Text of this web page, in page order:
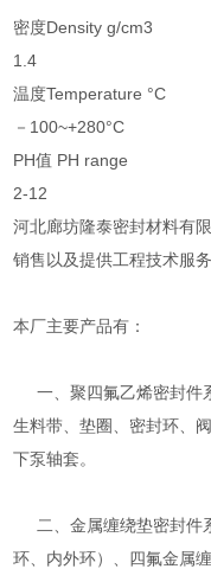
密度Density g/cm3
1.4
温度Temperature °C
－100~+280°C
PH值 PH range
2-12
河北廊坊隆泰密封材料有
销售以及提供工程技术服
本厂主要产品有：
一、聚四氟乙烯密封件
生料带、垫圈、密封环、
下泵轴套。
二、金属缠绕垫密封件
环、内外环）、四氟金属